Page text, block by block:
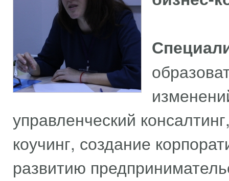
управленческий
коучинг, создание
развитию